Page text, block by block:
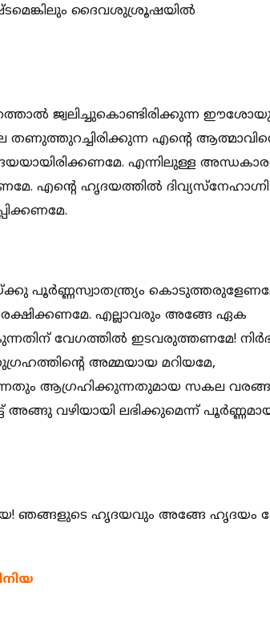
ദൈവശുശ്രൂഷയില്‍
ജ്വലിച്ചുകൊണ്ടിരിക്കുന്ന
എന്‍റെ
എന്നിലുള്ള
എന്‍റെ ഹൃദയത്തില്‍ ദിവ്യസ്നേഹാഗ്നി
പൂര്‍ണ്ണസ്വാതന്ത്ര്യം
എല്ലാവരും അങ്ങേ ഏക
വേഗത്തില്‍ ഇടവരുത്തണമേ!
അമ്മയായ മറിയമേ,
ആഗ്രഹിക്കുന്നതുമായ സകല
വഴിയായി ലഭിക്കുമെന്ന്
ഞങ്ങളുടെ ഹൃദയവും അങ്ങേ ഹൃദയം